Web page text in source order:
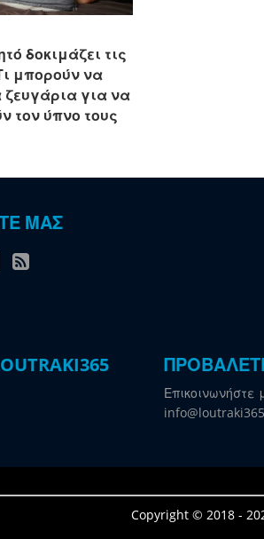
δοκιμάζει τις
μπορούν να
ζευγάρια για να
τον ύπνο τους
ΜΑΣ
Επικοινωνήστε
Copyright © 2018 -